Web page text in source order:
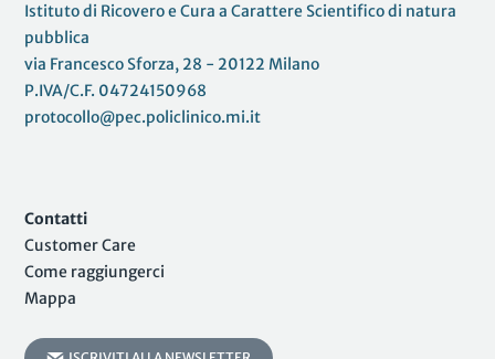
Istituto di Ricovero e Cura a Carattere Scientifico di natura
pubblica
via Francesco Sforza, 28 - 20122 Milano
P.IVA/C.F. 04724150968
protocollo@pec.policlinico.mi.it
Contatti
Customer Care
Come raggiungerci
Mappa